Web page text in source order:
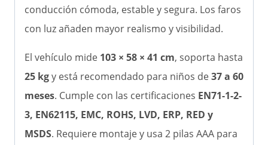
conducción cómoda, estable y segura. Los faros
con luz añaden mayor realismo y visibilidad.
El vehículo mide 103 × 58 × 41 cm, soporta hasta
25 kgy está recomendado para niños de37 a 60
meses. Cumple con las certificaciones EN71-1-2-
3, EN62115, EMC, ROHS, LVD, ERP, RED y
MSDS. Requiere montaje y usa 2 pilas AAA para